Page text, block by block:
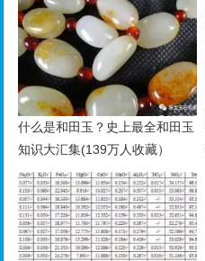
什么是和田玉？史上最全和田玉
知识大汇集(139万人收藏）